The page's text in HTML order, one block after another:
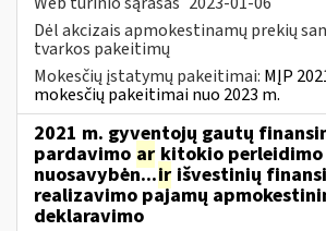
Dėl akcizais apmokestinamų prekių
tvarkos pakeitimų
Mokesčių įstatymų pakeitimai: MĮP
mokesčių pakeitimai nuo 2023 m.
2021 m. gyventojų gautų
pardavimo ar kitokio perleidimo
nuosavybėn...ir išvestinių
realizavimo pajamų
deklaravimo